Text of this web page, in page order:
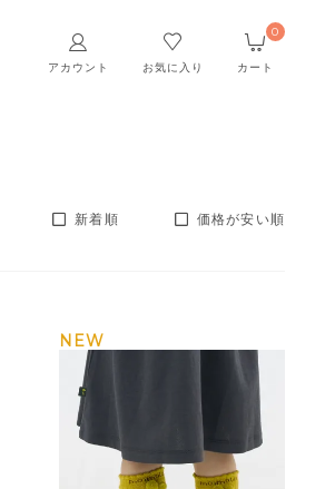
アカウント お気に入り カート
0
新着順 価格が安い順
NEW